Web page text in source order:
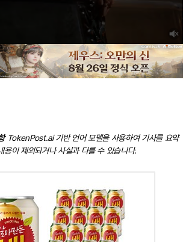
TokenPost.ai 기반 언어 모델을 사용하여 기사를 요약
용이 제외되거나 사실과 다를 수 있습니다.